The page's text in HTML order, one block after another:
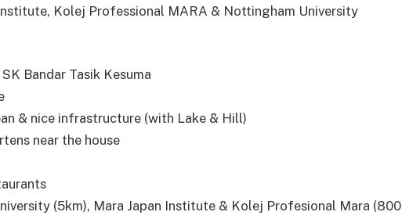
Kolej Professional MARA & Nottingham University
Bandar Tasik Kesuma
& nice infrastructure (with Lake & Hill)
near the house
(5km), Mara Japan Institute & Kolej Profesional Mara (800